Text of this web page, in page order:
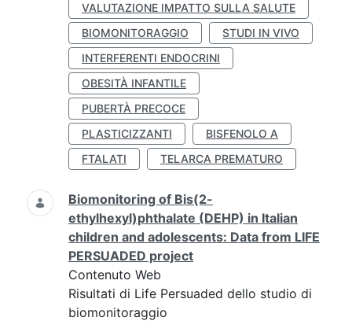
VALUTAZIONE IMPATTO SULLA SALUTE
BIOMONITORAGGIO
STUDI IN VIVO
INTERFERENTI ENDOCRINI
OBESITÀ INFANTILE
PUBERTÀ PRECOCE
PLASTICIZZANTI
BISFENOLO A
FTALATI
TELARCA PREMATURO
Biomonitoring of Bis(2-
ethylhexyl)phthalate (DEHP) in Italian
children and adolescents: Data from LIFE
PERSUADED project
Contenuto Web
Risultati di Life Persuaded dello studio di
biomonitoraggio